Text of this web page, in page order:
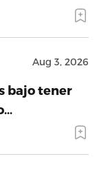
Aug 3, 2026
bajo tener